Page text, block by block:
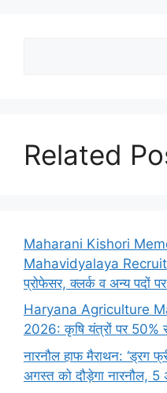
Related
Maharani Kishori
Mahavidyalaya
प्रोफेसर, क्लर्क व अन्य पदों पर
Haryana Agriculture
2026: कृषि यंत्रों पर
नारनौल हाफ मैराथन: ‘ड्रग
अगस्त को दौड़ेगा नारनौल,